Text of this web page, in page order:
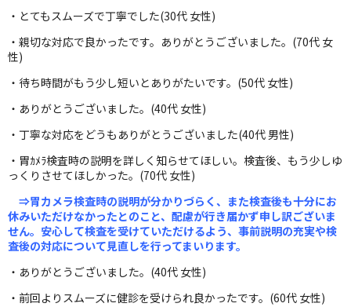
・とてもスムーズで丁寧でした(30代 女性)
・親切な対応で良かったです。ありがとうございました。(70代 女
性)
・待ち時間がもう少し短いとありがたいです。(50代 女性)
・ありがとうございました。(40代 女性)
・丁寧な対応をどうもありがとうございました(40代 男性)
・胃ｶﾒﾗ検査時の説明を詳しく知らせてほしい。検査後、もう少しゆ
っくりさせてほしかった。(70代 女性)
⇒胃カメラ検査時の説明が分かりづらく、また検査後も十分にお
休みいただけなかったとのこと、配慮が行き届かず申し訳ございま
せん。安心して検査を受けていただけるよう、事前説明の充実や検
査後の対応について見直しを行ってまいります。
・ありがとうございました。(40代 女性)
・前回よりスムーズに健診を受けられ良かったです。(60代 女性)